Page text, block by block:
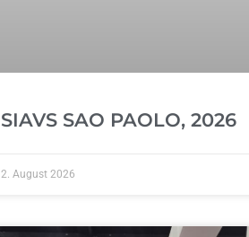
SIAVS SAO PAOLO, 2026
2. August 2026